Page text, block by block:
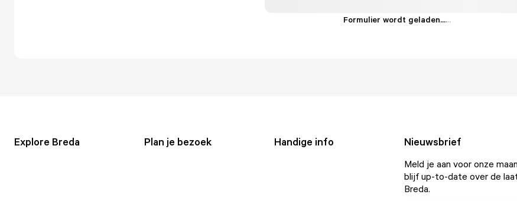
Formulier wordt geladen......
Explore Breda Plan je bezoek Handige info Nieuwsbrief
Meld je aan voor onze
blijf up-to-date over de
Breda.